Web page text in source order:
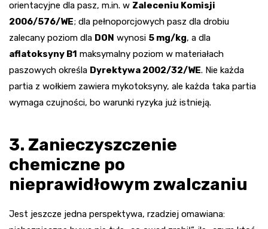
orientacyjne dla pasz, m.in. w Zaleceniu Komisji
2006/576/WE; dla pełnoporcjowych pasz dla drobiu
zalecany poziom dla DON wynosi 5 mg/kg, a dla
aflatoksyny B1 maksymalny poziom w materiałach
paszowych określa Dyrektywa 2002/32/WE. Nie każda
partia z wołkiem zawiera mykotoksyny, ale każda taka partia
wymaga czujności, bo warunki ryzyka już istnieją.
3. Zanieczyszczenie
chemiczne po
nieprawidłowym zwalczaniu
Jest jeszcze jedna perspektywa, rzadziej omawiana: